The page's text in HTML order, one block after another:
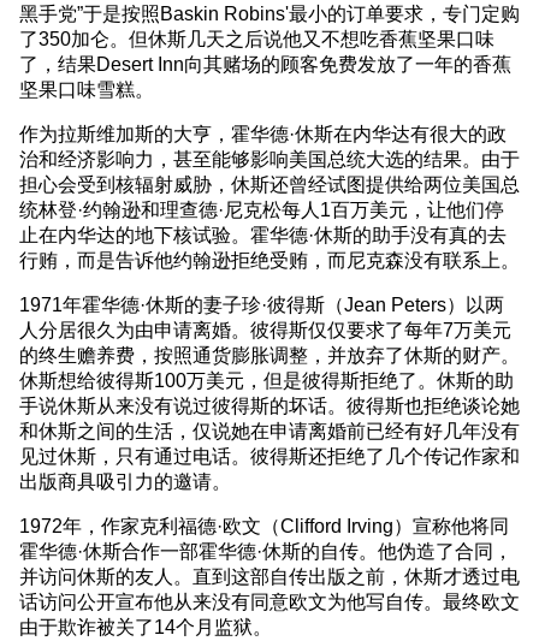
黑手党”于是按照Baskin Robins'最小的订单要求，专门定购
了350加仑。但休斯几天之后说他又不想吃香蕉坚果口味
了，结果Desert Inn向其赌场的顾客免费发放了一年的香蕉
坚果口味雪糕。
作为拉斯维加斯的大亨，霍华德·休斯在内华达有很大的政
治和经济影响力，甚至能够影响美国总统大选的结果。由于
担心会受到核辐射威胁，休斯还曾经试图提供给两位美国总
统林登·约翰逊和理查德·尼克松每人1百万美元，让他们停
止在内华达的地下核试验。霍华德·休斯的助手没有真的去
行贿，而是告诉他约翰逊拒绝受贿，而尼克森没有联系上。
1971年霍华德·休斯的妻子珍·彼得斯（Jean Peters）以两
人分居很久为由申请离婚。彼得斯仅仅要求了每年7万美元
的终生赡养费，按照通货膨胀调整，并放弃了休斯的财产。
休斯想给彼得斯100万美元，但是彼得斯拒绝了。休斯的助
手说休斯从来没有说过彼得斯的坏话。彼得斯也拒绝谈论她
和休斯之间的生活，仅说她在申请离婚前已经有好几年没有
见过休斯，只有通过电话。彼得斯还拒绝了几个传记作家和
出版商具吸引力的邀请。
1972年，作家克利福德·欧文（Clifford Irving）宣称他将同
霍华德·休斯合作一部霍华德·休斯的自传。他伪造了合同，
并访问休斯的友人。直到这部自传出版之前，休斯才透过电
话访问公开宣布他从来没有同意欧文为他写自传。最终欧文
由于欺诈被关了14个月监狱。